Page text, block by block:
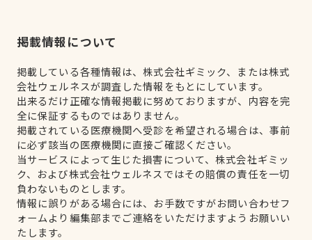
掲載情報について
掲載している各種情報は、株式会社ギミック、または株式
会社ウェルネスが調査した情報をもとにしています。
出来るだけ正確な情報掲載に努めておりますが、内容を完
全に保証するものではありません。
掲載されている医療機関へ受診を希望される場合は、事前
に必ず該当の医療機関に直接ご確認ください。
当サービスによって生じた損害について、株式会社ギミッ
ク、および株式会社ウェルネスではその賠償の責任を一切
負わないものとします。
情報に誤りがある場合には、お手数ですがお問い合わせフ
ォームより編集部までご連絡をいただけますようお願いい
たします。